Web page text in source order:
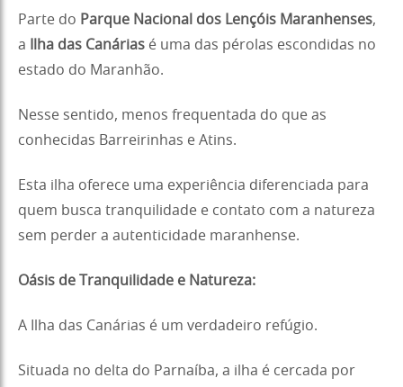
Parte do Parque Nacional dos Lençóis Maranhenses,
a
Ilha das Canárias é uma das pérolas escondidas no
estado do Maranhão.
Nesse sentido, menos frequentada do que as
conhecidas Barreirinhas e Atins.
Esta ilha oferece uma experiência diferenciada para
quem busca tranquilidade e contato com a natureza
sem perder a autenticidade maranhense.
Oásis de Tranquilidade e Natureza:
A Ilha das Canárias é um verdadeiro refúgio.
Situada no delta do Parnaíba, a ilha é cercada por